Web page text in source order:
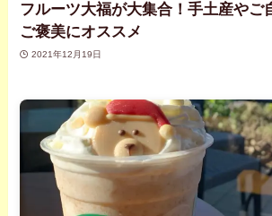
フルーツ大福が大集合！手土産やご
ご褒美にオススメ
2021年12月19日